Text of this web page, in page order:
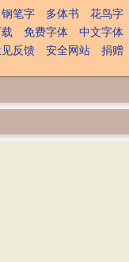
钢笔字 多体书
花鸟字
免费字体
中文字体
反馈 安全网站
捐赠